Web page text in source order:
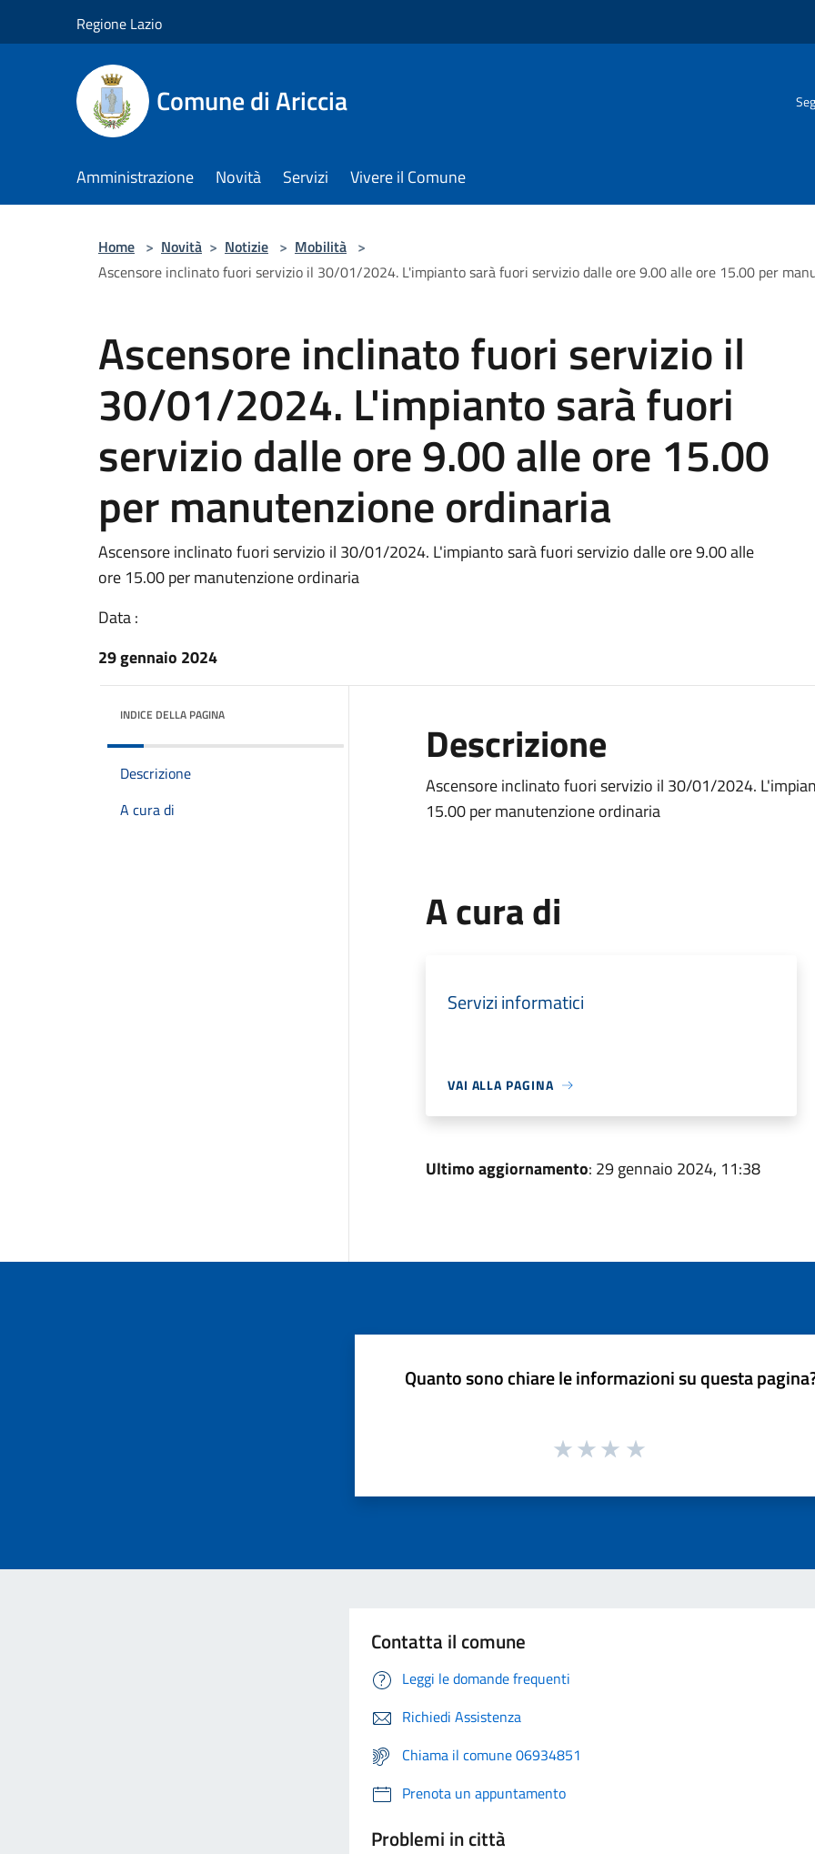
Regione Lazio
Comune di Ariccia
Amministrazione Novità Servizi Vivere il Comune
Home > Novità > Notizie > Mobilità >
Ascensore inclinato fuori servizio il 30/01/2024. L'impianto sarà fuori servizio dalle ore 9.00 alle ore 15.00 per
Ascensore inclinato fuori servizio il
30/01/2024. L'impianto sarà fuori
servizio dalle ore 9.00 alle ore 15.00
per manutenzione ordinaria
Ascensore inclinato fuori servizio il 30/01/2024. L'impianto sarà fuori servizio dalle ore 9.00 alle
ore 15.00 per manutenzione ordinaria
Data :
29 gennaio 2024
INDICE DELLA PAGINA
Descrizione
A cura di
Descrizione
Ascensore inclinato fuori servizio il 30/01/2024.
15.00 per manutenzione ordinaria
A cura di
Servizi informatici
VAI ALLA PAGINA
Ultimo aggiornamento: 29 gennaio 2024, 11:38
Quanto sono chiare le informazioni su questa
Contatta il comune
Leggi le domande frequenti
Richiedi Assistenza
Chiama il comune 06934851
Prenota un appuntamento
Problemi in città